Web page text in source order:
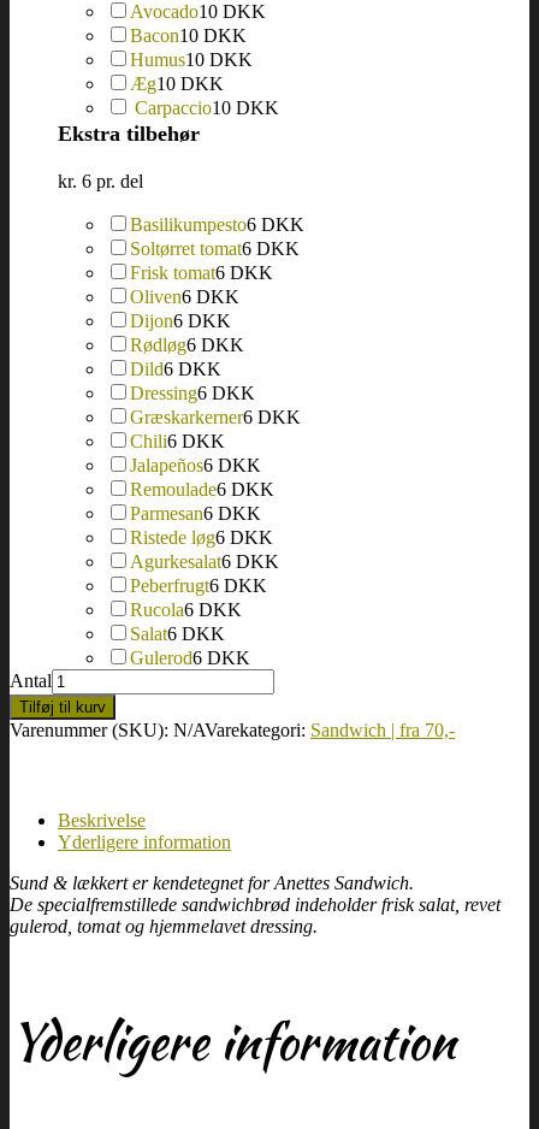
Avocado10 DKK
Bacon10 DKK
Humus10 DKK
Æg10 DKK
Carpaccio10 DKK
Ekstra tilbehør
kr. 6 pr. del
Basilikumpesto6 DKK
Soltørret tomat6 DKK
Frisk tomat6 DKK
Oliven6 DKK
Dijon6 DKK
Rødløg6 DKK
Dild6 DKK
Dressing6 DKK
Græskarkerner6 DKK
Chili6 DKK
Jalapeños6 DKK
Remoulade6 DKK
Parmesan6 DKK
Ristede løg6 DKK
Agurkesalat6 DKK
Peberfrugt6 DKK
Rucola6 DKK
Salat6 DKK
Gulerod6 DKK
Antal
Tilføj til kurv
Varenummer (SKU): N/AVarekategori: Sandwich | fra 70,-
Beskrivelse
Yderligere information
Sund & lækkert er kendetegnet for Anettes Sandwich.
De specialfremstillede sandwichbrød indeholder frisk salat, revet
gulerod, tomat og hjemmelavet dressing.
Yderligere information